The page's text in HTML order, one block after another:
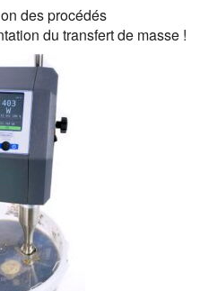
des procédés
du transfert de masse !